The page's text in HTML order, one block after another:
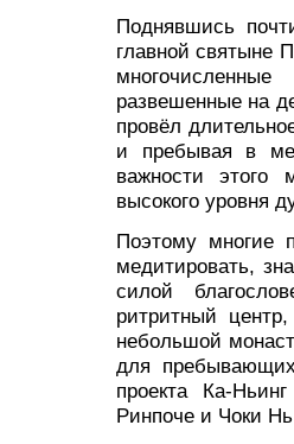
Поднявшись
главной святыне
развешенные на
провёл
и пребывая в
важности этого
высокого уровня
Поэтому многие
медитировать,
силой
ритритный
небольшой
для
проекта Ка-
Ринпоче и Чоки